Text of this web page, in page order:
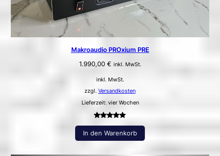
Makroaudio PROxium PRE
1.990,00 € inkl. MwSt.
inkl. MwSt.
zzgl. Versandkosten
Lieferzeit: vier Wochen
mit5.00
basierend
In den Warenkorb